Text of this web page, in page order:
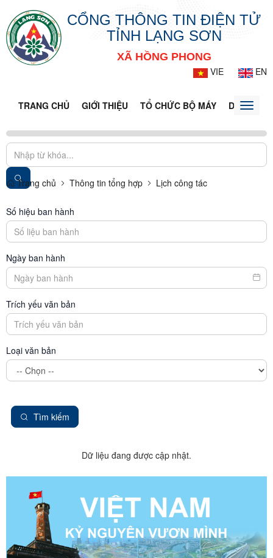
CỔNG THÔNG TIN ĐIỆN TỬ
TỈNH LẠNG SƠN
XÃ HỒNG PHONG
VIE
EN
TRANG CHỦ GIỚI THIỆU TỔ CHỨC BỘ MÁY DOANH
Toggle
Trang chủ Thông tin tổng hợp Lịch công tác
Số hiệu ban hành
Ngày ban hành
Trích yếu văn bản
Loại văn bản
Tìm kiếm
Dữ liệu đang được cập nhật.